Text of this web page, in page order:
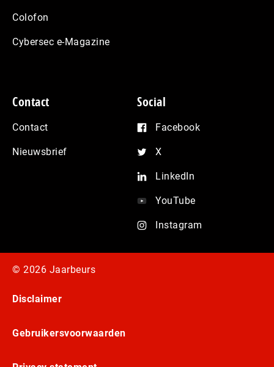
Colofon
Cybersec e-Magazine
Contact
Contact
Nieuwsbrief
Social
Facebook
X
LinkedIn
YouTube
Instagram
© 2026 Jaarbeurs
Disclaimer
Gebruikersvoorwaarden